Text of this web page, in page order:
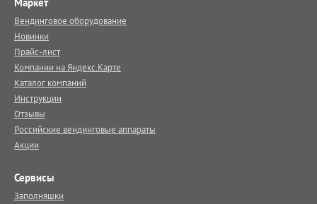
Вендинговое оборудование
Новинки
Прайс-лист
Компании на Яндекс.Карте
Каталог компаний
Инструкции
Отзывы
Российские вендинговые аппараты
Акции
Сервисы
Заполняшки